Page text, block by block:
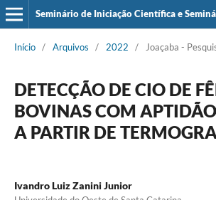
Início / Arquivos / 2022 / Joaçaba -
DETECÇÃO DE CIO DE
BOVINAS COM
A PARTIR DE
Ivandro Luiz Zanini Junior